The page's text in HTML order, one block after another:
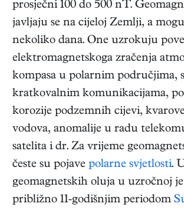
prosječni 100 do 500 nT.
javljaju se na cijeloj Zemlji, a
nekoliko dana. One uzrokuju
elektromagnetskoga zračenja
kompasa u polarnim područjima,
kratkovalnim komunikacijama,
korozije podzemnih cijevi,
vodova, anomalije u radu
satelita i dr. Za vrijeme
česte su pojave polarne svjetlosti.
geomagnetskih oluja u uzročnoj je
približno 11-godišnjim periodom